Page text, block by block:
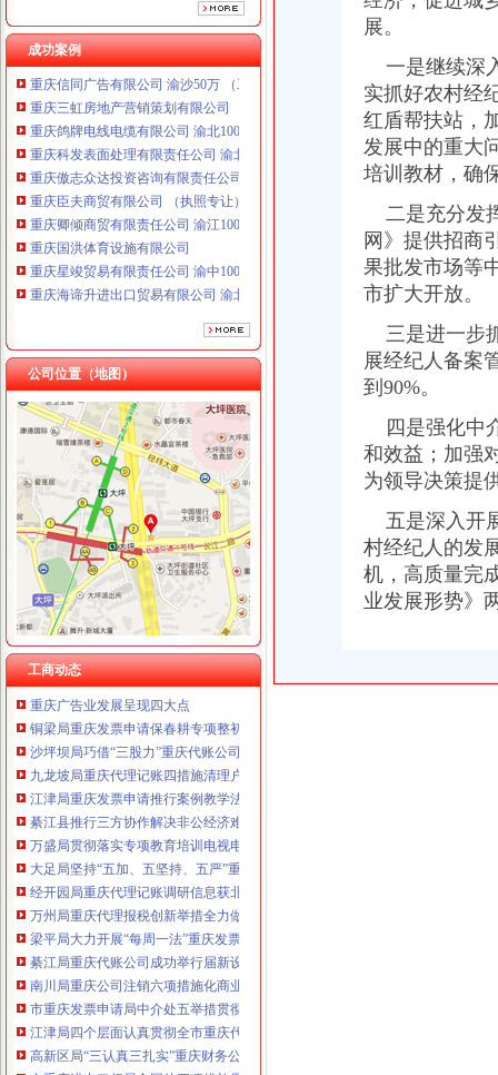
成功案例
重庆海谛升进出口贸易有限公司 渝北100万 （进出口权）
重庆奕欣锦诚商贸有限公司 渝九50万 （工商注册）
重庆信同广告有限公司 渝沙50万 （工商注册）
重庆三虹房地产营销策划有限公司
重庆鸽牌电线电缆有限公司 渝北10010万 (进出口权)
重庆科发表面处理有限责任公司 渝北800万 （进出口权）
重庆傲志众达投资咨询有限责任公司 渝九1000万 （增资）
重庆臣夫商贸有限公司 （执照专让）
重庆卿倾商贸有限责任公司 渝江100万 （工商注册）
重庆国洪体育设施有限公司
重庆星竣贸易有限责任公司 渝中100万 （进出口权）
重庆海谛升进出口贸易有限公司 渝北100万 （进出口权）
重庆奕欣锦诚商贸有限公司 渝九50万 （工商注册）
重庆信同广告有限公司 渝沙50万 （工商注册）
重庆三虹房地产营销策划有限公司
公司位置（地图）
工商动态
工商动态
城口局全面启动“四大一重点”重庆代理记账工作
巫溪局重庆公司注销尖山所建立农村商品质量安全宣长效机制
綦江局推行五项措施加集贸市重庆分公司注册场监管
沙坪坝局提出加基层规范化建设应着力从树立“四种意识”重庆发票申请上下功夫
秀山局突出六项重点狠抓“五一”重庆代理记账市场监管
石柱局重庆代理记账四项措施规范莼菜收购秩序
一季度9695名下岗失业人员在民营经济领域再就业 申办企业热增高
南岸区副区长汪建华到分局重庆代理记账现场办公解决问题
重庆广告业发展呈现四大点
铜梁局重庆发票申请保春耕专项整初战告捷
沙坪坝局巧借“三股力”重庆代账公司推进农产品商标培育发展
九龙坡局重庆代理记账四措施清理户外广告成效显著
江津局重庆发票申请推行案例教学法培训取得实效
綦江县推行三方协作解决非公经济难问题
万盛局贯彻落实专项教育培训电视电话会议精力求“四个突破”重庆发票申请
大足局坚持“五加、五坚持、五严”重庆公司注销确保专项教育培训效果
经开园局重庆代理记账调研信息获北部新区管委会领导批示
万州局重庆代理报税创新举措全力做好就业再就业工作
梁平局大力开展“每周一法”重庆发票申请活动
綦江局重庆代账公司成功举行届新设企业业主培训会
南川局重庆公司注销六项措施化商业贿赂理工作
市重庆发票申请局中介处五举措贯彻全市工商局长座谈会精
江津局四个层面认真贯彻全市重庆代账公司工商行政管理局长会议精
高新区局“三认真三扎实”重庆财务公司贯彻落实全市工商局长座谈会议精
市重庆进出口权局合同处四项措施贯彻落实全市工商局长座谈会议精
展。
一是继续深
实抓好农村经
红盾帮扶站，
发展中的重大
培训教材，确
二是充分发
网》提供招商
果批发市场等
市扩大开放。
三是进一步
展经纪人备案
到90%。
四是强化中
和效益；加强
为领导决策提
五是深入开
村经纪人的发
机，高质量完
业发展形势》